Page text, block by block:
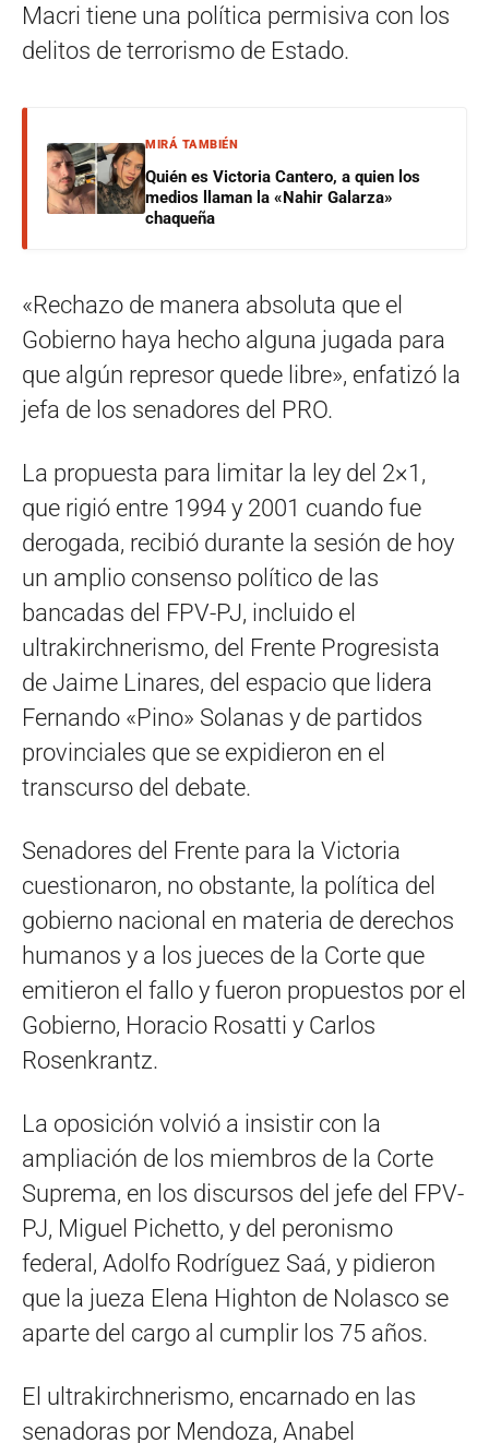
Macri tiene una política permisiva con los
delitos de terrorismo de Estado.
MIRÁ TAMBIÉN
Quién es Victoria Cantero, a quien los
medios llaman la «Nahir Galarza»
chaqueña
«Rechazo de manera absoluta que el
Gobierno haya hecho alguna jugada para
que algún represor quede libre», enfatizó la
jefa de los senadores del PRO.
La propuesta para limitar la ley del 2×1,
que rigió entre 1994 y 2001 cuando fue
derogada, recibió durante la sesión de hoy
un amplio consenso político de las
bancadas del FPV-PJ, incluido el
ultrakirchnerismo, del Frente Progresista
de Jaime Linares, del espacio que lidera
Fernando «Pino» Solanas y de partidos
provinciales que se expidieron en el
transcurso del debate.
Senadores del Frente para la Victoria
cuestionaron, no obstante, la política del
gobierno nacional en materia de derechos
humanos y a los jueces de la Corte que
emitieron el fallo y fueron propuestos por el
Gobierno, Horacio Rosatti y Carlos
Rosenkrantz.
La oposición volvió a insistir con la
ampliación de los miembros de la Corte
Suprema, en los discursos del jefe del FPV-
PJ, Miguel Pichetto, y del peronismo
federal, Adolfo Rodríguez Saá, y pidieron
que la jueza Elena Highton de Nolasco se
aparte del cargo al cumplir los 75 años.
El ultrakirchnerismo, encarnado en las
senadoras por Mendoza, Anabel